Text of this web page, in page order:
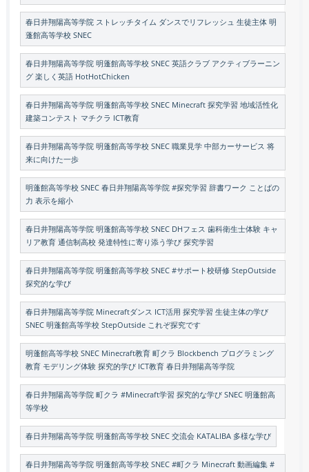
春日井翔陽高等学院 ストレッチタイム ダンスでリフレッシュ 生徒主体 明
蓬館高等学校 SNEC
春日井翔陽高等学院 明蓬館高等学校 SNEC 英語クラブ アクティブラーニン
グ 楽しく英語 HotHotChicken
春日井翔陽高等学院 明蓬館高等学校 SNEC Minecraft 探究学習 地域活性化
建築コンテスト マチクラ ICT教育
春日井翔陽高等学院 明蓬館高等学校 SNEC 職業見学 中部カーサービス 将
来に向けた一歩
明蓬館高等学校 SNEC 春日井翔陽高等学院 #探究学習 辞書ワーク ことばの
力 表示を縮小
春日井翔陽高等学院 明蓬館高等学校 SNEC DHフェス 歯科衛生士体験 キャ
リア教育 通信制高校 発達特性に寄り添う学び 探究学習
春日井翔陽高等学院 明蓬館高等学校 SNEC #サポート校研修 StepOutside
探究的な学び
春日井翔陽高等学院 Minecraftダンス ICT活用 探究学習 生徒主体の学び
SNEC 明蓬館高等学校 StepOutside これぞ探究です
明蓬館高等学校 SNEC Minecraft教育 町クラ Blockbench プログラミング
教育 モデリング体験 探究的学び ICT教育 春日井翔陽高等学院
春日井翔陽高等学院 町クラ #Minecraft学習 探究的な学び SNEC 明蓬館高
等学校
春日井翔陽高等学院 明蓬館高等学校 SNEC 交流会 KATALIBA 多様な学び
春日井翔陽高等学院 明蓬館高等学校 SNEC #町クラ Minecraft 動画編集 #